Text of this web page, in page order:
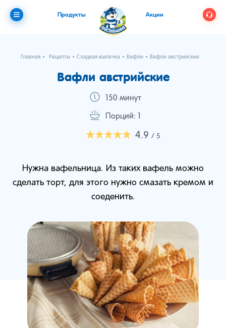
Продукты Акции
Главная Рецепты Сладкая выпечка Вафли Вафли австрийские
Вафли австрийские
150 минут
Порций: 1
4.9 / 5
Нужна вафельница. Из таких вафель можно
сделать торт, для этого нужно смазать кремом и
соеденить.